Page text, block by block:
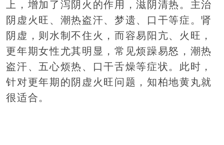
上，增加了泻阴火的作用，滋阴清热。主治
阴虚火旺、潮热盗汗、梦遗、口干等症。肾
阴虚，则水制不住火，而容易阳亢、火旺，
更年期女性尤其明显，常见烦躁易怒，潮热
盗汗、五心烦热、口干舌燥等症状。此时，
针对更年期的阴虚火旺问题，知柏地黄丸就
很适合。